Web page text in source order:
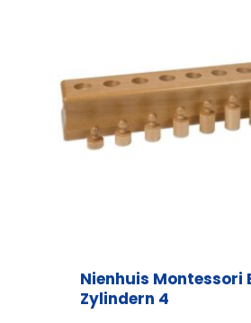
Nienhuis Montessori
Zylindern 4